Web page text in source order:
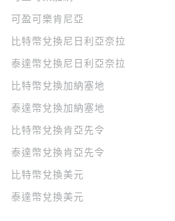
可盈可樂肯尼亞
比特幣兌換尼日利亞奈拉
泰達幣兌換尼日利亞奈拉
比特幣兌換加納塞地
泰達幣兌換加納塞地
比特幣兌換肯亞先令
泰達幣兌換肯亞先令
比特幣兌換美元
泰達幣兌換美元